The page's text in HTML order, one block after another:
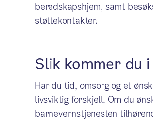
beredskapshjem, samt
støttekontakter.
Slik kommer du
Har du tid, omsorg og et
livsviktig forskjell. Om du
barnevernstjenesten